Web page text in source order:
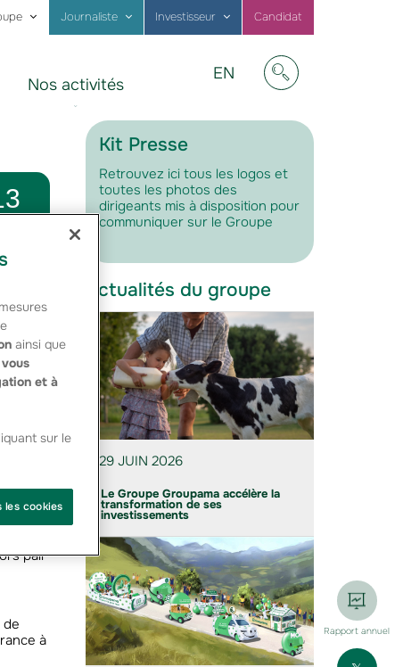
Journaliste Investisseur Candidat
Nos activités
Visit
in
EN
la
de
pair
de
à
Kit Presse
Retrouvez ici tous les logos et
toutes les photos des
dirigeants mis à disposition pour
communiquer sur le Groupe
Actualités du groupe
29 JUIN 2026
Le Groupe Groupama accélère la
transformation de ses
investissements
Rapport annuel
ainsi que
vous
et à
sur le
les cookies